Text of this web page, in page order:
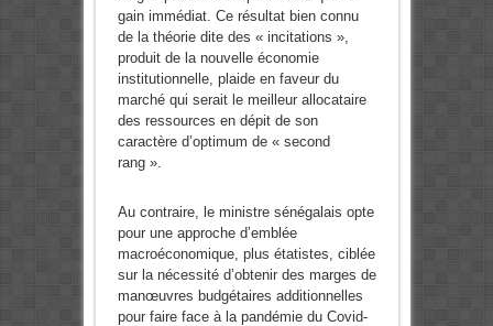
gain immédiat. Ce résultat bien connu
de la théorie dite des « incitations »,
produit de la nouvelle économie
institutionnelle, plaide en faveur du
marché qui serait le meilleur allocataire
des ressources en dépit de son
caractère d’optimum de « second
rang ».
Au contraire, le ministre sénégalais opte
pour une approche d’emblée
macroéconomique, plus étatistes, ciblée
sur la nécessité d’obtenir des marges de
manœuvres budgétaires additionnelles
pour faire face à la pandémie du Covid-